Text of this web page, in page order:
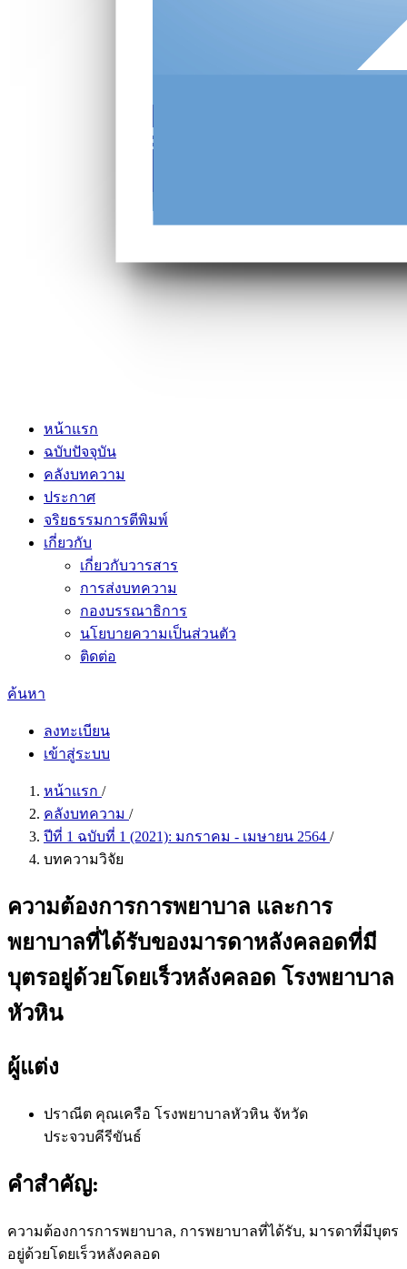
หน้าแรก
ฉบับปัจจุบัน
คลังบทความ
ประกาศ
จริยธรรมการตีพิมพ์
เกี่ยวกับ
เกี่ยวกับวารสาร
การส่งบทความ
กองบรรณาธิการ
นโยบายความเป็นส่วนตัว
ติดต่อ
ค้นหา
ลงทะเบียน
เข้าสู่ระบบ
หน้าแรก /
คลังบทความ /
ปีที่ 1 ฉบับที่ 1 (2021): มกราคม - เมษายน 2564 /
บทความวิจัย
ความต้องการการพยาบาล และการ
พยาบาลที่ได้รับของมารดาหลังคลอดที่มี
บุตรอยู่ด้วยโดยเร็วหลังคลอด โรงพยาบาล
หัวหิน
ผู้แต่ง
ปราณีต คุณเครือ โรงพยาบาลหัวหิน จัหวัด
ประจวบคีรีขันธ์
คำสำคัญ:
ความต้องการการพยาบาล, การพยาบาลที่ได้รับ, มารดาที่มีบุตร
อยู่ด้วยโดยเร็วหลังคลอด